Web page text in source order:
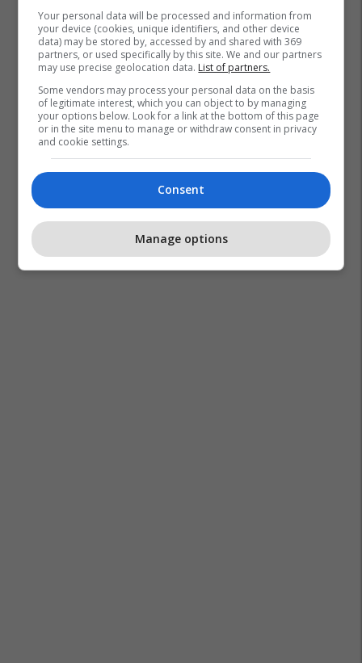
Your personal data will be processed and information from
your device (cookies, unique identifiers, and other device
data) may be stored by, accessed by and shared with 369
partners, or used specifically by this site. We and our partners
may use precise geolocation data. List of partners.
Some vendors may process your personal data on the basis
of legitimate interest, which you can object to by managing
your options below. Look for a link at the bottom of this page
or in the site menu to manage or withdraw consent in privacy
and cookie settings.
Consent
Manage options